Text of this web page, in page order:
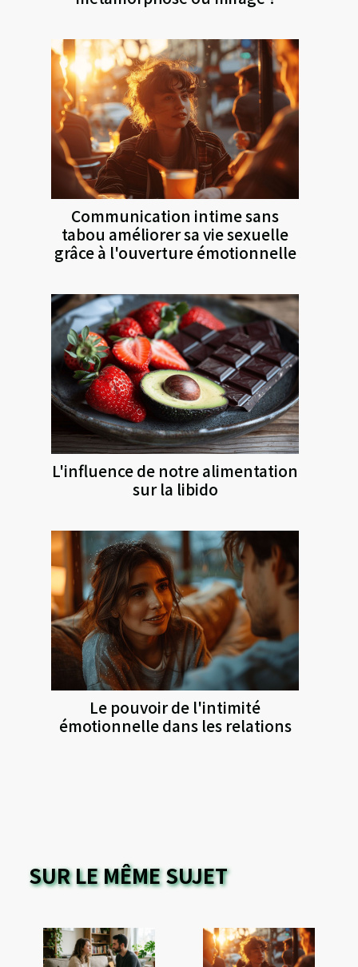
Communication intime sans
tabou améliorer sa vie sexuelle
grâce à l'ouverture émotionnelle
L'influence de notre alimentation
sur la libido
Le pouvoir de l'intimité
émotionnelle dans les relations
SUR LE MÊME SUJET